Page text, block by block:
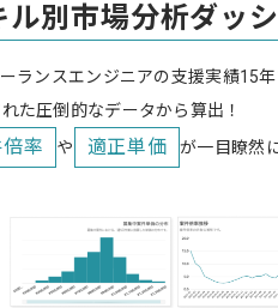
ル別市場分析ダッ
ランスエンジニアの支援実績15
た圧倒的なデータから算出！
率 や 適正単価 が一目瞭然